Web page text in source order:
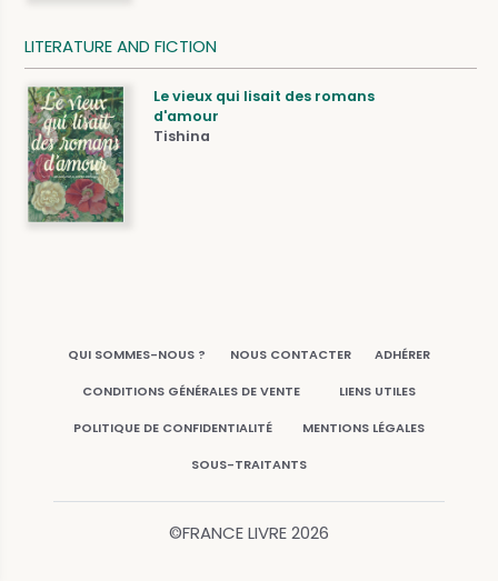
LITERATURE AND FICTION
Le vieux qui lisait des romans
d'amour
Tishina
QUI SOMMES-NOUS ? NOUS CONTACTER ADHÉRER
CONDITIONS GÉNÉRALES DE VENTE LIENS UTILES
POLITIQUE DE CONFIDENTIALITÉ MENTIONS LÉGALES
SOUS-TRAITANTS
©FRANCE LIVRE2026